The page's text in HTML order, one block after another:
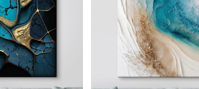
✓
Поверхня з текстурою
полотна
✓Екологічний матеріал